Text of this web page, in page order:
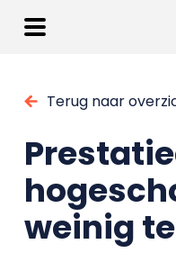
Terug naar
weinig